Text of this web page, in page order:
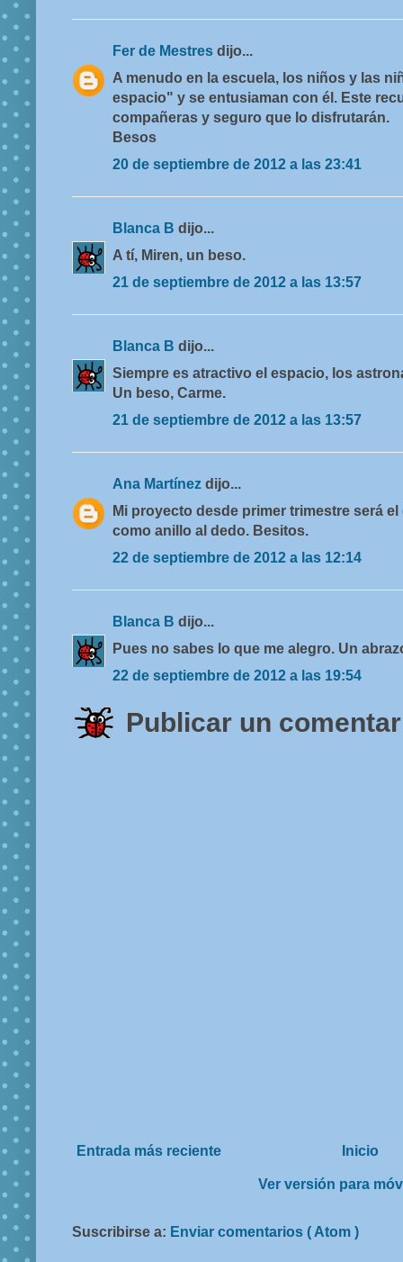
Fer de Mestres dijo...
A menudo en la escuela, los niños y las
espacio" y se entusiaman con él. Este
compañeras y seguro que lo disfrutarán.
Besos
20 de septiembre de 2012 a las 23:41
Blanca B dijo...
A tí, Miren, un beso.
21 de septiembre de 2012 a las 13:57
Blanca B dijo...
Siempre es atractivo el espacio, los
Un beso, Carme.
21 de septiembre de 2012 a las 13:57
Ana Martínez dijo...
Mi proyecto desde primer trimestre será
como anillo al dedo. Besitos.
22 de septiembre de 2012 a las 12:14
Blanca B dijo...
Pues no sabes lo que me alegro. Un
22 de septiembre de 2012 a las 19:54
Publicar un
Entrada más reciente Inicio
Ver versión para
Suscribirse a: Enviar comentarios ( Atom )